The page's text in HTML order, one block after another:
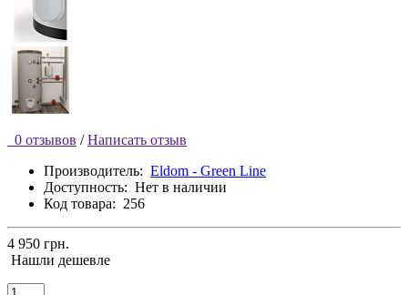
0 отзывов / Написать отзыв
Производитель: Eldom - Green Line
Доступность: Нет в наличии
Код товара: 256
4 950 грн.
Нашли дешевле